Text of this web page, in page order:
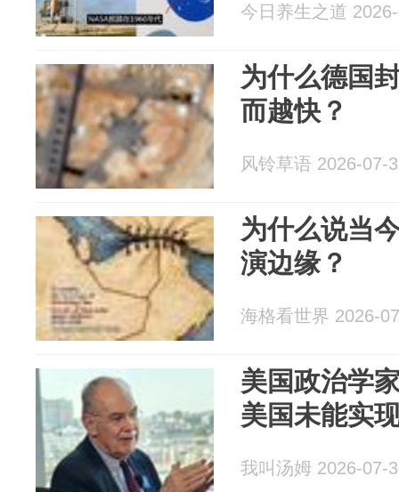
今日养生之道
为什么德国
而越快？
风铃草语 2026-07-
为什么说当
演边缘？
海格看世界 2026-
美国政治学
美国未能实
我叫汤姆 2026-07-